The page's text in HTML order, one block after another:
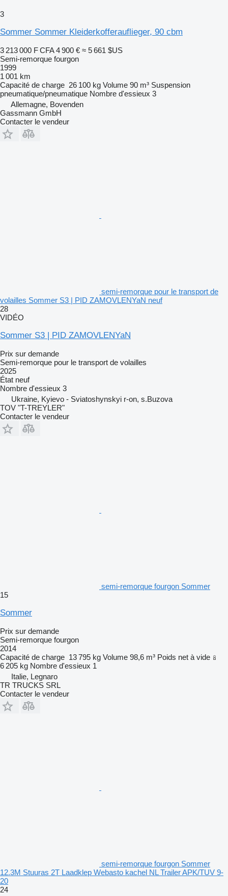
3
Sommer Sommer Kleiderkofferauflieger, 90 cbm
3 213 000 F CFA 4 900 € ≈ 5 661 $US
Semi-remorque fourgon
1999
1 001 km
Capacité de charge 26 100 kg Volume 90 m³ Suspension
pneumatique/pneumatique Nombre d'essieux 3
Allemagne, Bovenden
Gassmann GmbH
Contacter le vendeur
semi-remorque pour le transport de
volailles Sommer S3 | PID ZAMOVLENYaN neuf
28
VIDÉO
Sommer S3 | PID ZAMOVLENYaN
Prix sur demande
Semi-remorque pour le transport de volailles
2025
État neuf
Nombre d'essieux 3
Ukraine, Kyievo - Sviatoshynskyi r-on, s.Buzova
TOV "T-TREYLER"
Contacter le vendeur
semi-remorque fourgon Sommer
15
Sommer
Prix sur demande
Semi-remorque fourgon
2014
Capacité de charge 13 795 kg Volume 98,6 m³ Poids net à vide
6 205 kg Nombre d'essieux 1
Italie, Legnaro
TR TRUCKS SRL
Contacter le vendeur
semi-remorque fourgon Sommer
12.3M Stuuras 2T Laadklep Webasto kachel NL Trailer APK/TUV 9-
20
24